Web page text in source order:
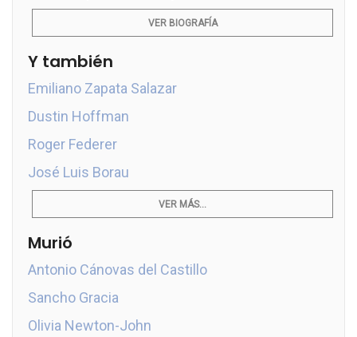
VER BIOGRAFÍA
Y también
Emiliano Zapata Salazar
Dustin Hoffman
Roger Federer
José Luis Borau
VER MÁS...
Murió
Antonio Cánovas del Castillo
Sancho Gracia
Olivia Newton-John